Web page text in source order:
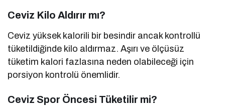
Ceviz Kilo Aldırır mı?
Ceviz yüksek kalorili bir besindir ancak kontrollü
tüketildiğinde kilo aldırmaz. Aşırı ve ölçüsüz
tüketim kalori fazlasına neden olabileceği için
porsiyon kontrolü önemlidir.
Ceviz Spor Öncesi Tüketilir mi?